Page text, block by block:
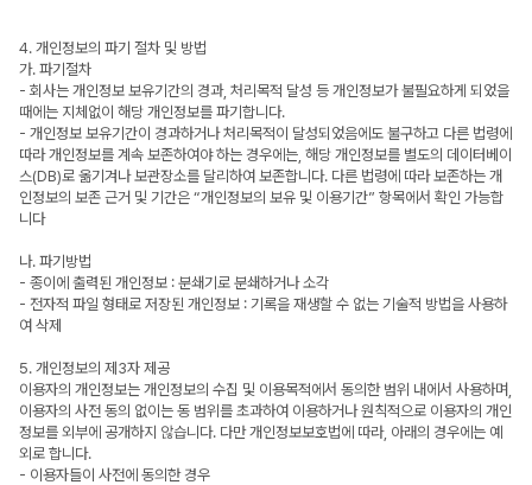
4. 개인정보의 파기 절차 및 방법
가. 파기절차
- 회사는 개인정보 보유기간의 경과, 처리목적 달성 등 개인정보가 불필요하게 되었을
때에는 지체없이 해당 개인정보를 파기합니다.
- 개인정보 보유기간이 경과하거나 처리목적이 달성되었음에도 불구하고 다른 법령에
따라 개인정보를 계속 보존하여야 하는 경우에는, 해당 개인정보를 별도의 데이터베이
스(DB)로 옮기겨나 보관장소를 달리하여 보존합니다. 다른 법령에 따라 보존하는 개
인정보의 보존 근거 및 기간은 “개인정보의 보유 및 이용기간” 항목에서 확인 가능합
니다
나. 파기방법
- 종이에 출력된 개인정보 : 분쇄기로 분쇄하거나 소각
- 전자적 파일 형태로 저장된 개인정보 : 기록을 재생할 수 없는 기술적 방법을 사용하
여 삭제
5. 개인정보의 제3자 제공
이용자의 개인정보는 개인정보의 수집 및 이용목적에서 동의한 범위 내에서 사용하며,
이용자의 사전 동의 없이는 동 범위를 초과하여 이용하거나 원칙적으로 이용자의 개인
정보를 외부에 공개하지 않습니다. 다만 개인정보보호법에 따라, 아래의 경우에는 예
외로 합니다.
- 이용자들이 사전에 동의한 경우